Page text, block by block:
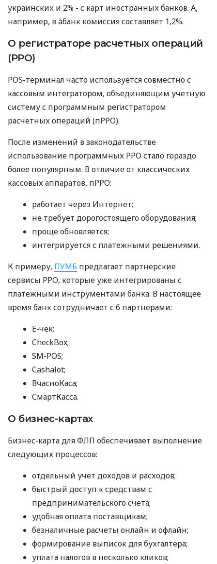
украинских и 2% - с карт иностранных банков. А,
например, в àбанк комиссия составляет 1,2%.
О регистраторе расчетных операций
(РРО)
POS-терминал часто используется совместно с
кассовым интегратором, объединяющим учетную
систему с программным регистратором
расчетных операций (пРРО).
После изменений в законодательстве
использование программных РРО стало гораздо
более популярным. В отличие от классических
кассовых аппаратов, пРРО:
работает через Интернет;
не требует дорогостоящего оборудования;
проще обновляется;
интегрируется с платежными решениями.
К примеру, ПУМБ предлагает партнерские
сервисы РРО, которые уже интегрированы с
платежными инструментами банка. В настоящее
время банк сотрудничает с 6 партнерами:
E-чек;
CheckBox;
SM-POS;
Cashalot;
ВчасноКаса;
СмартКасса.
О бизнес-картах
Бизнес-карта для ФЛП обеспечивает выполнение
следующих процессов:
отдельный учет доходов и расходов;
быстрый доступ к средствам с
предпринимательского счета;
удобная оплата поставщикам;
безналичные расчеты онлайн и офлайн;
формирование выписок для бухгалтера;
уплата налогов в несколько кликов;